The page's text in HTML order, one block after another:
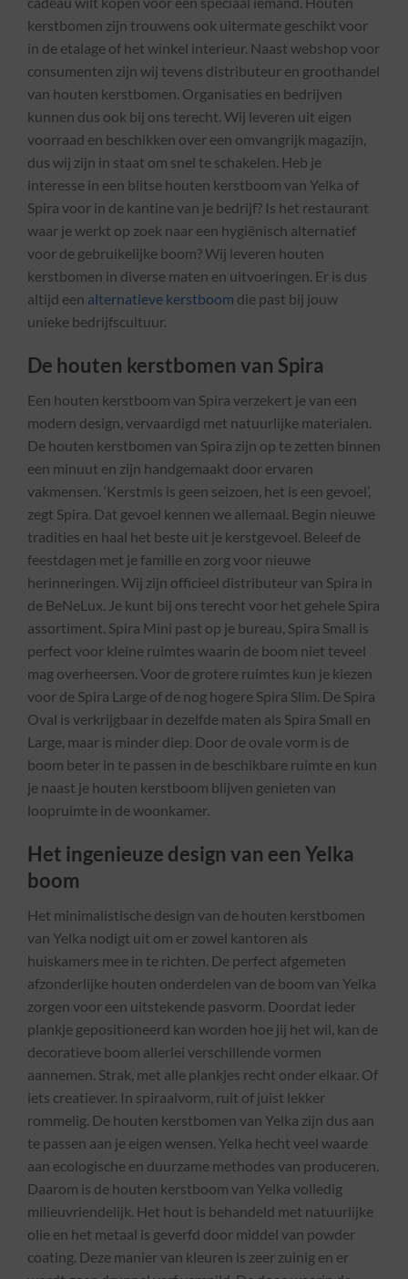
kerstbomen zijn trouwens ook uitermate geschikt voor
in de etalage of het winkel interieur. Naast webshop voor
consumenten zijn wij tevens distributeur en groothandel
van houten kerstbomen. Organisaties en bedrijven
kunnen dus ook bij ons terecht. Wij leveren uit eigen
voorraad en beschikken over een omvangrijk magazijn,
dus wij zijn in staat om snel te schakelen. Heb je
interesse in een blitse houten kerstboom van Yelka of
Spira voor in de kantine van je bedrijf? Is het restaurant
waar je werkt op zoek naar een hygiënisch alternatief
voor de gebruikelijke boom? Wij leveren houten
kerstbomen in diverse maten en uitvoeringen. Er is dus
altijd een alternatieve kerstboom die past bij jouw
unieke bedrijfscultuur.
De houten kerstbomen van Spira
Een houten kerstboom van Spira verzekert je van een
modern design, vervaardigd met natuurlijke materialen.
De houten kerstbomen van Spira zijn op te zetten binnen
een minuut en zijn handgemaakt door ervaren
vakmensen. ‘Kerstmis is geen seizoen, het is een gevoel’,
zegt Spira. Dat gevoel kennen we allemaal. Begin nieuwe
tradities en haal het beste uit je kerstgevoel. Beleef de
feestdagen met je familie en zorg voor nieuwe
herinneringen. Wij zijn officieel distributeur van Spira in
de BeNeLux. Je kunt bij ons terecht voor het gehele Spira
assortiment. Spira Mini past op je bureau, Spira Small is
perfect voor kleine ruimtes waarin de boom niet teveel
mag overheersen. Voor de grotere ruimtes kun je kiezen
voor de Spira Large of de nog hogere Spira Slim. De Spira
Oval is verkrijgbaar in dezelfde maten als Spira Small en
Large, maar is minder diep. Door de ovale vorm is de
boom beter in te passen in de beschikbare ruimte en kun
je naast je houten kerstboom blijven genieten van
loopruimte in de woonkamer.
Het ingenieuze design van een Yelka
boom
Het minimalistische design van de houten kerstbomen
van Yelka nodigt uit om er zowel kantoren als
huiskamers mee in te richten. De perfect afgemeten
afzonderlijke houten onderdelen van de boom van Yelka
zorgen voor een uitstekende pasvorm. Doordat ieder
plankje gepositioneerd kan worden hoe jij het wil, kan de
decoratieve boom allerlei verschillende vormen
aannemen. Strak, met alle plankjes recht onder elkaar. Of
iets creatiever. In spiraalvorm, ruit of juist lekker
rommelig. De houten kerstbomen van Yelka zijn dus aan
te passen aan je eigen wensen. Yelka hecht veel waarde
aan ecologische en duurzame methodes van produceren.
Daarom is de houten kerstboom van Yelka volledig
milieuvriendelijk. Het hout is behandeld met natuurlijke
olie en het metaal is geverfd door middel van powder
coating. Deze manier van kleuren is zeer zuinig en er